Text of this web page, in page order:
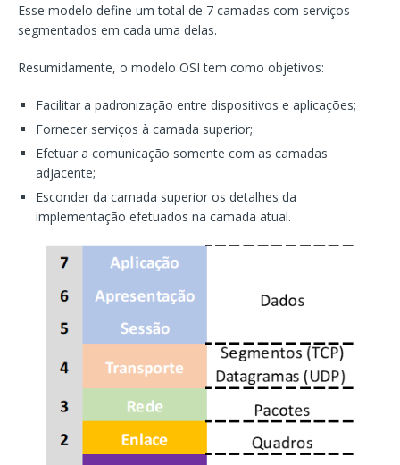
Esse modelo define um total de 7 camadas com serviços
segmentados em cada uma delas.
Resumidamente, o modelo OSI tem como objetivos:
Facilitar a padronização entre dispositivos e aplicações;
Fornecer serviços à camada superior;
Efetuar a comunicação somente com as camadas
adjacente;
Esconder da camada superior os detalhes da
implementação efetuados na camada atual.